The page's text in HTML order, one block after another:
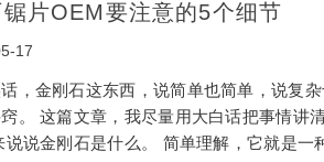
片OEM要注意的5个细节
17
，金刚石这东西，说简单也简单，说复
。 这篇文章，我尽量用大白话把事情讲
说说金刚石是什么。 简单理解，它就是一